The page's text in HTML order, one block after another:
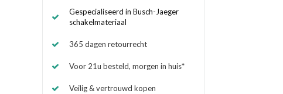
Gespecialiseerd in Busch-Jaeger
schakelmateriaal
365 dagen retourrecht
Voor 21u besteld, morgen in huis*
Veilig & vertrouwd kopen